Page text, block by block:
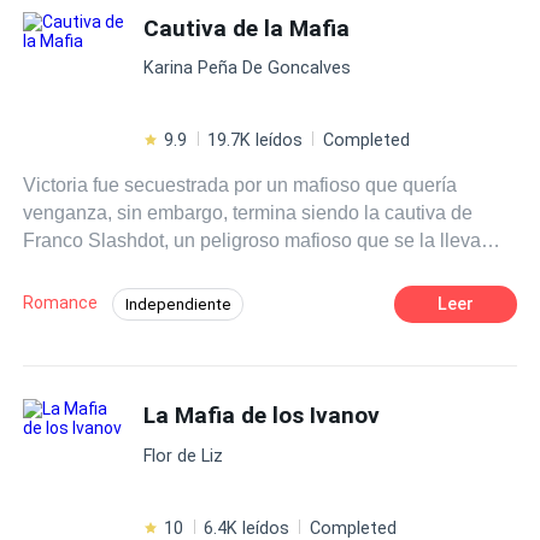
Primer Amor Cautiva de la Mafia
Karina Peña De Goncalves
9.9 19.7K leídos Completed
Victoria fue secuestrada por un mafioso que quería
venganza, sin embargo, termina siendo la cautiva de
Franco Slashdot, un peligroso mafioso que se la lleva
postor, pero ella descubrió su verdadero nombre, debía
matarla o ponerla de su parte y terminó enamorándose de
muchacho obligado a entrar en la organización de
Halcón, ahora no le temblará el pulso para hacer lo
necesario y vengarse de Slashdot. Pero la venganza es
la venganza ha marcado su existencia. Esconde más de
Romance Independiente
Rebelde
Leer
La Mafia de los Ivanov
Flor de Liz
10 6.4K leídos Completed